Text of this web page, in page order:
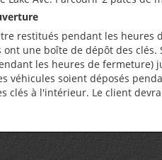
restitués pendant les heures
ont une boîte de dépôt des
les heures de fermeture)
véhicules soient déposés
clés à l'intérieur. Le client